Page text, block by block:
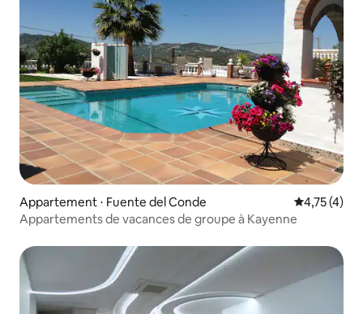
Appartement ⋅ Fuente del Conde Évaluation
4,75 (4)
Appartements de vacances de groupe à Kayenne